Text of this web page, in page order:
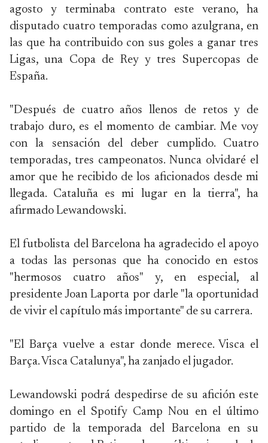
agosto y terminaba contrato este verano, ha
disputado cuatro temporadas como azulgrana, en
las que ha contribuido con sus goles a ganar tres
Ligas, una Copa de Rey y tres Supercopas de
España.
"Después de cuatro años llenos de retos y de
trabajo duro, es el momento de cambiar. Me voy
con la sensación del deber cumplido. Cuatro
temporadas, tres campeonatos. Nunca olvidaré el
amor que he recibido de los aficionados desde mi
llegada. Cataluña es mi lugar en la tierra", ha
afirmado Lewandowski.
El futbolista del Barcelona ha agradecido el apoyo
a todas las personas que ha conocido en estos
"hermosos cuatro años" y, en especial, al
presidente Joan Laporta por darle "la oportunidad
de vivir el capítulo más importante" de su carrera.
"El Barça vuelve a estar donde merece. Visca el
Barça. Visca Catalunya", ha zanjado el jugador.
Lewandowski podrá despedirse de su afición este
domingo en el Spotify Camp Nou en el último
partido de la temporada del Barcelona en su